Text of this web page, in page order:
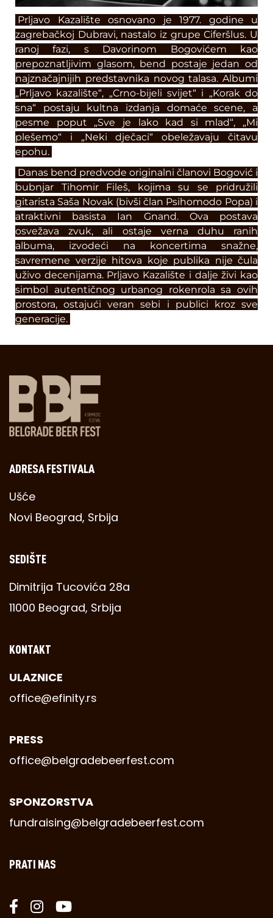
Prljavo Kazalište osnovano je 1977. godine u
zagrebačkoj Dubravi, nastalo iz grupe Ciferšlus. U
ranoj fazi, s Davorinom Bogovićem kao
prepoznatljivim glasom, bend postaje jedan od
najznačajnijih predstavnika novog talasa. Albumi
„Prljavo kazalište“, „Crno-bijeli svijet“ i „Korak do
sna“ postaju kultna izdanja domaće scene, a
pesme poput „Sve je lako kad si mlad“, „Mi
plešemo“ i „Neki dječaci“ obeležavaju čitavu
epohu.
Danas bend predvode originalni članovi Bogović i
bubnjar Tihomir Fileš, kojima su se pridružili
gitarista Saša Novak (bivši član Psihomodo Popa) i
atraktivni basista Ian Gnand. Ova postava
osvežava zvuk, ali ostaje verna duhu ranih
albuma, izvodeći na koncertima snažne,
savremene verzije hitova koje publika nije čula
uživo decenijama. Prljavo Kazalište i dalje živi kao
simbol autentičnog urbanog rokenrola sa ovih
prostora, ostajući veran sebi i publici kroz sve
generacije.
ADRESA FESTIVALA
Ušće
Novi Beograd, Srbija
SEDIŠTE
Dimitrija Tucovića 28a
11000 Beograd, Srbija
KONTAKT
ULAZNICE
office@efinity.rs
PRESS
office@belgradebeerfest.com
SPONZORSTVA
fundraising@belgradebeerfest.com
PRATI NAS